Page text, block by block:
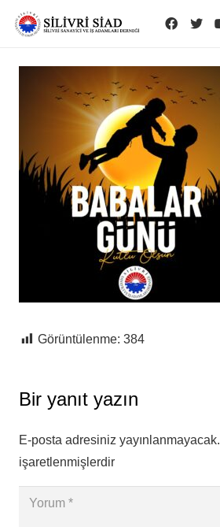
Görüntülenme: 384
Bir yanıt yazın
E-posta adresiniz yayınlanmayacak.
işaretlenmişlerdir